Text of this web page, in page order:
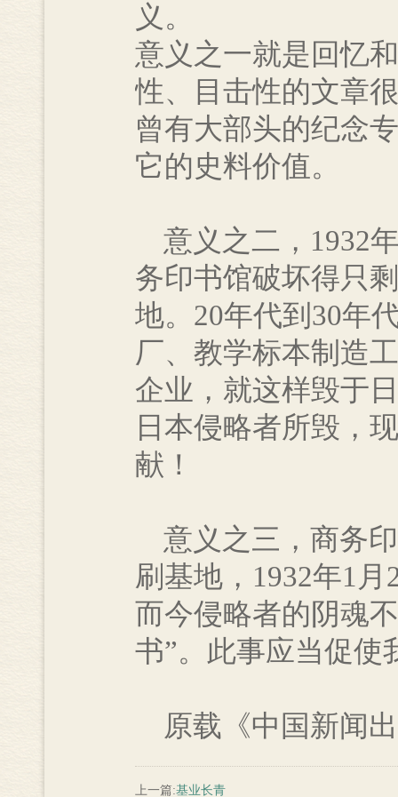
义。
意义之一就是回忆
性、目击性的文章
曾有大部头的纪念
它的史料价值。
意义之二，1932
务印书馆破坏得只
地。20年代到30年
厂、教学标本制造
企业，就这样毁于
日本侵略者所毁，
献！
意义之三，商务
刷基地，1932年1
而今侵略者的阴魂
书”。此事应当促使
原载《中国新闻
上一篇:基业长青